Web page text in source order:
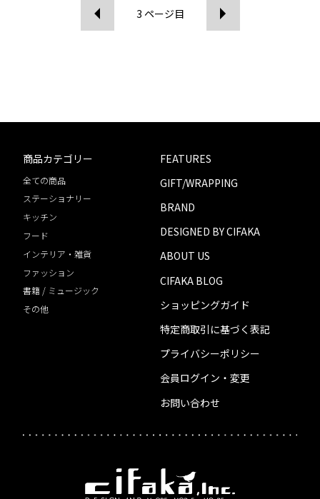
3 ページ目
商品カテゴリー
全ての商品
ステーショナリー
キッチン
フード
インテリア・雑貨
ファッション
書籍 / ミュージック
その他
FEATURES
GIFT/WRAPPING
BRAND
DESIGNED BY CIFAKA
ABOUT US
CIFAKA BLOG
ショッピングガイド
特定商取引に基づく表記
プライバシーポリシー
会員ログイン・変更
お問い合わせ